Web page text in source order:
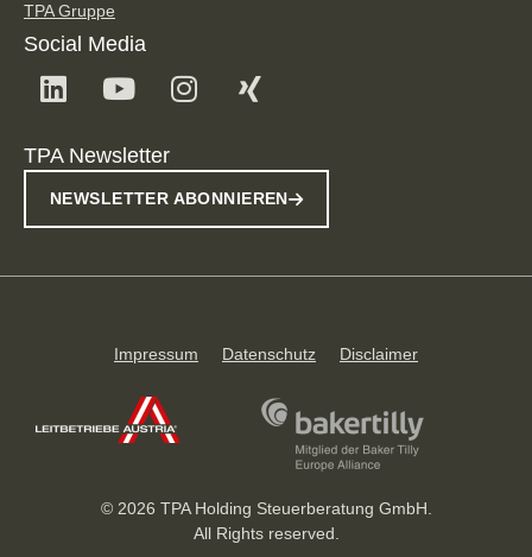
TPA Gruppe
Social Media
TPA Newsletter
NEWSLETTER ABONNIEREN
Impressum Datenschutz Disclaimer
© 2026 TPA Holding Steuerberatung GmbH.
All Rights reserved.